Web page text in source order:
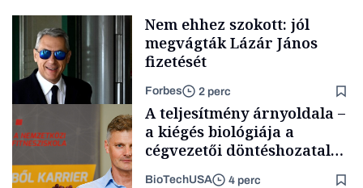
Nem ehhez szokott: jól
megvágták Lázár János
fizetését
Forbes 2 perc
A teljesítmény árnyoldala –
a kiégés biológiája a
cégvezetői döntéshozatal
BioTechUSA 4 perc